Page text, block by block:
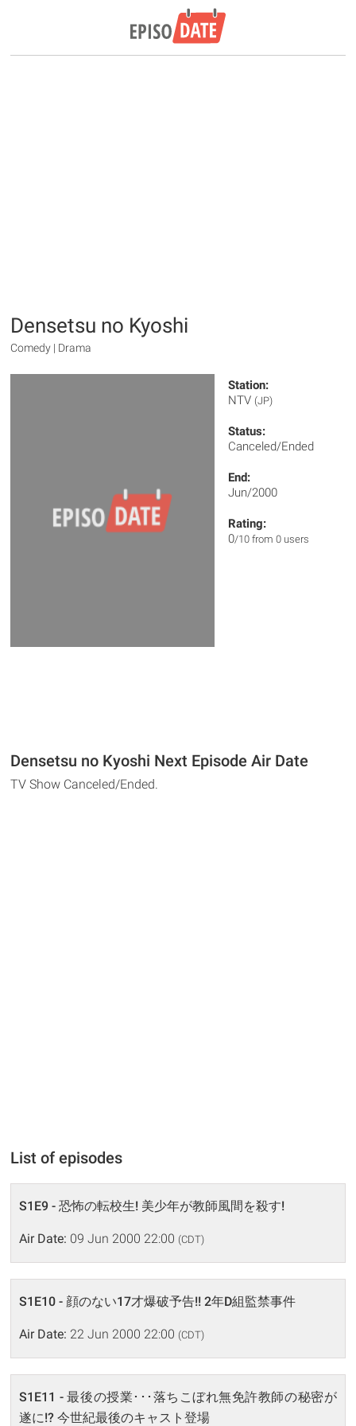
Densetsu no Kyoshi
Comedy | Drama
Station:
NTV (JP)
Status:
Canceled/Ended
End:
Jun/2000
Rating:
0/10 from 0 users
Densetsu no Kyoshi Next Episode Air Date
TV Show Canceled/Ended.
List of episodes
S1E9 - 恐怖の転校生! 美少年が教師風間を殺す!
Air Date: 09 Jun 2000 22:00 (CDT)
S1E10 - 顔のない17才爆破予告!! 2年D組監禁事件
Air Date: 22 Jun 2000 22:00 (CDT)
S1E11 - 最後の授業･･･落ちこぼれ無免許教師の秘密が
遂に!? 今世紀最後のキャスト登場